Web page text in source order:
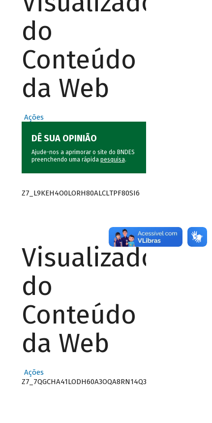
do
Conteúdo
da Web
Ações
DÊ SUA OPINIÃO
Ajude-nos a aprimorar o site do BNDES
preenchendo uma rápida pesquisa.
Z7_L9KEH4O0LORH80ALCLTPF80SI6
Visualizador
do
Conteúdo
da Web
Ações
Z7_7QGCHA41LODH60A3OQA8RN14Q3